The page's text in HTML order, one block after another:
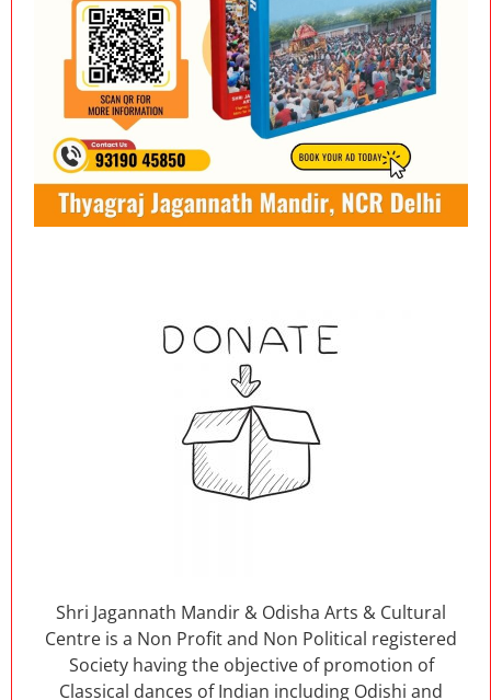
Shri Jagannath Mandir & Odisha Arts & Cultural
Centre is a Non Profit and Non Political registered
Society having the objective of promotion of
Classical dances of Indian including Odishi and